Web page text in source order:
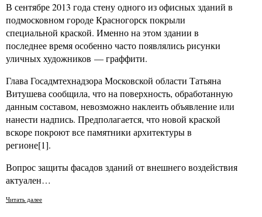
В сентябре 2013 года стену одного из офисных зданий в
подмосковном городе Красногорск покрыли
специальной краской. Именно на этом здании в
последнее время особенно часто появлялись рисунки
уличных художников — граффити.
Глава Госадмтехнадзора Московской области Татьяна
Витушева сообщила, что на поверхность, обработанную
данным составом, невозможно наклеить объявление или
нанести надпись. Предполагается, что новой краской
вскоре покроют все памятники архитектуры в
регионе[1].
Вопрос защиты фасадов зданий от внешнего воздействия
актуален…
Читать далее